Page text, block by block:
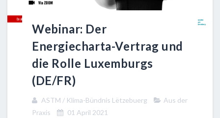
Webinar: Der
Energiecharta-Vertrag und
die Rolle Luxemburgs
(DE/FR)
ASTM / Klima-Bündnis Lëtzebuerg
Aus der
Praxis
01 April 2021